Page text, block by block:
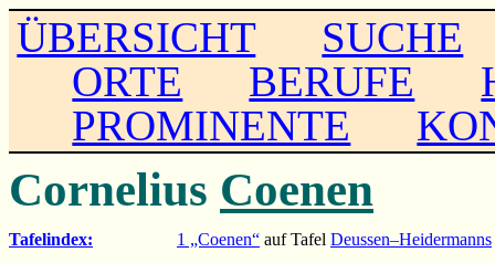
ÜBERSICHT
SUCHE
ORTE
BERUFE
PROMINENTE
Cornelius Coenen
Tafelindex: 1 „Coenen“ auf Tafel Deussen–Heidermanns